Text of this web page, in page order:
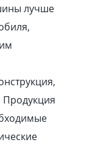
лучше
Продукция